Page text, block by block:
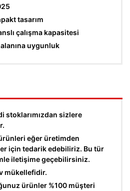
tasarım
çalışma kapasitesi
uygunluk
stoklarımızdan sizlere
eğer üretimden
için tedarik edebiliriz. Bu tür
iletişime geçebilirsiniz.
mükellefidir.
ürünler %100 müşteri